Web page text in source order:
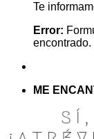
Te
Error:
encontrado.
ME